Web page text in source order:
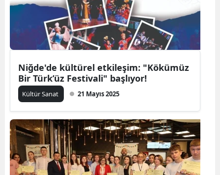
Niğde'de kültürel etkileşim: "Kökümüz
Bir Türk’üz Festivali" başlıyor!
Kültür Sanat 21 Mayıs 2025